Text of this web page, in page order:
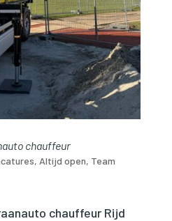
chauffeur
, Altijd open, Team
chauffeur Rijd